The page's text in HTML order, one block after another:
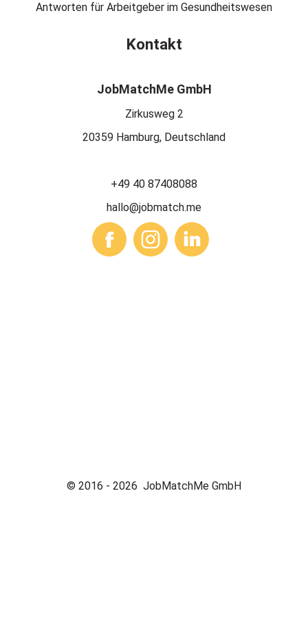
Antworten für Arbeitgeber im Gesundheitswesen
Kontakt
JobMatchMe GmbH
Zirkusweg 2
20359 Hamburg, Deutschland
+49 40 87408088
hallo@jobmatch.me
© 2016 - 2026 JobMatchMe GmbH